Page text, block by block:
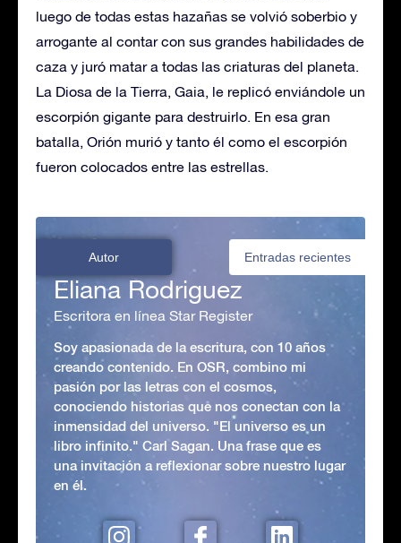
luego de todas estas hazañas se volvió soberbio y
arrogante al contar con sus grandes habilidades de
caza y juró matar a todas las criaturas del planeta.
La Diosa de la Tierra, Gaia, le replicó enviándole un
escorpión gigante para destruirlo. En esa gran
batalla, Orión murió y tanto él como el escorpión
fueron colocados entre las estrellas.
Autor Entradas recientes
Eliana Rodriguez
Escritora en línea Star Register
Soy apasionada de la escritura, con 10 años
creando contenido. En OSR, combino mi
pasión por las letras con el cosmos,
conociendo historias que nos conectan con la
inmensidad del universo. "El universo es un
libro infinito." Carl Sagan. Una frase que es
una invitación a reflexionar sobre nuestro lugar
en él.